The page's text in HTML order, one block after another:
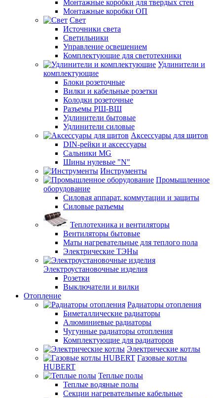
Монтажные коробки для твердых стен
Монтажные коробки ОП
Свет
Источники света
Светильники
Управление освещением
Комплектующие для светотехники
Удлинители и
комплектующие
Блоки розеточные
Вилки и кабельные розетки
Колодки розеточные
Разъемы РШ-ВШ
Удлинители бытовые
Удлинители силовые
Аксессуары для щитов
DIN-рейки и аксессуары
Сальники MG
Шины нулевые "N"
Инструменты
Промышленное
оборудование
Силовая аппарат. коммутации и защиты
Силовые разъемы
Теплотехника и вентиляторы
Вентиляторы бытовые
Маты нагревательные для теплого пола
Электрические ТЭНы
Электроустановочные изделия
Розетки
Выключатели и вилки
Отопление
Радиаторы отопления
Биметаллические радиаторы
Алюминиевые радиаторы
Чугунные радиаторы отопления
Комплектующие для радиаторов
Электрические котлы
Газовые котлы
HUBERT
Теплые полы
Теплые водяные полы
Секции нагревательные кабельные